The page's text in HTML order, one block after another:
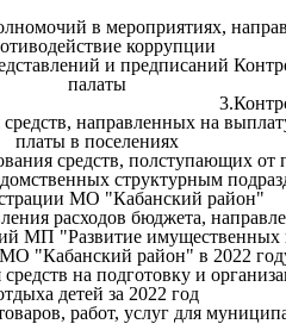
в мероприятиях,
коррупции
и предписаний
палаты
направленных на
платы в поселениях
средств, полступающих от
структурным
МО "Кабанский район"
расходов бюджета,
МП "Развитие имущественных
"Кабанский район" в 2022
на подготовку и
детей за 2022 год
работ, услуг для